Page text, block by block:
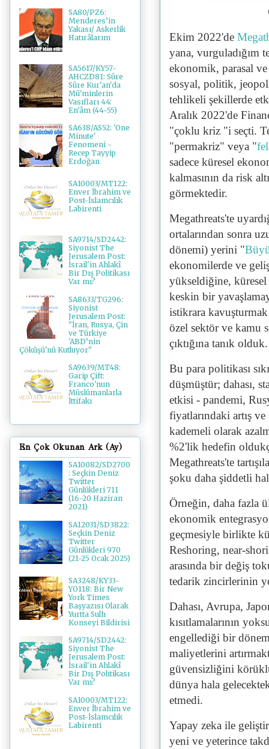
Ekim 2022'de
yana, vurguladığım
ekonomik, parasal
sosyal, politik,
tehlikeli şekillerde
Aralık 2022'de
"çoklu kriz "i seçti.
"permakriz" veya "
sadece küresel
kalmasının da risk
görmektedir.
Megathreats'te
ortalarından sonra
dönemi) yerini "
ekonomilerde ve
yükseldiğine,
keskin bir
istikrara
özel sektör ve kamu
çıktığına tanık olduk.
Bu para politikası
düşmüştür; dahası,
etkisi - pandemi,
fiyatlarındaki artış
kademeli olarak
%2'lik hedefin
Megathreats'te
şoku daha şiddetli
Örneğin, daha fazla
ekonomik
geçmesiyle birlikte
Reshoring, near-
arasında bir değiş
tedarik zincirlerinin
Dahası, Avrupa,
kısıtlamalarının
engellediği bir
maliyetlerini
güvensizliğini
dünya hala
etmedi.
Yapay zeka ile
yeni ve yeterince
SA80/PZ6:
Menderes’in
Yakası/ Askerlik
Hatırâlarım
SA5617/KY57-
AHCZD81: Sûre
Sûre Kur'an'da
Mü'minlerin
Vasıfları 44:
En'âm (44-55)
SA638/AS52: 'One
Minute'
Fenomeni -
Recep Tayyip
Erdoğan
SA10003/MT122:
Enver İbrahim ve
Post-İslamcılık
Labirenti
SA9714/SD2442:
Siyonist The
Jerusalem Post:
İsrail'in Ahlakî
Bir Dış Politikası
Var mı?
SA8633/TG296:
Siyonist
Jerusalem Post:
"İran, Rusya, Çin
ve Türkiye
'ABD’nin
Çöküşü'nü Kutluyor"
SA9639/MT48:
Garip Çift:
Franco'nun
Müslümanlarla
İttifakı
En Çok Okunan Ark (Ay)
SA10082/SD2700
: Seçkin Deniz
Twitter
Günlükleri 711
(16-20 Haziran
2021)
SA12031/SD3822:
Seçkin Deniz
Twitter
Günlükleri 970
(21-25 Ocak 2025)
SA3248/KY33-
YO118: Bir New
York Times
Başyazısı Olarak
Yurtta Sulh
Konseyi Bildirisi
SA9714/SD2442:
Siyonist The
Jerusalem Post:
İsrail'in Ahlakî
Bir Dış Politikası
Var mı?
SA10003/MT122:
Enver İbrahim ve
Post-İslamcılık
Labirenti